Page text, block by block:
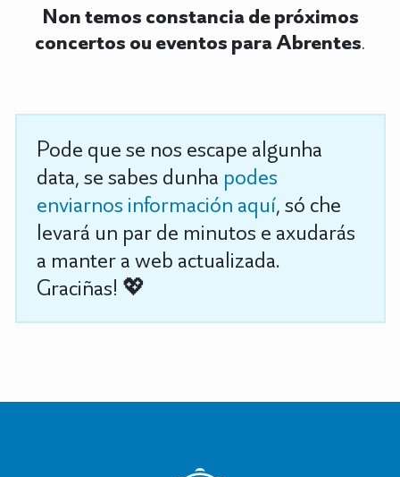
Non temos constancia de próximos
concertos ou eventos para Abrentes.
Pode que se nos escape algunha
data, se sabes dunha podes
enviarnos información aquí, só che
levará un par de minutos e axudarás
a manter a web actualizada.
Graciñas! 💖